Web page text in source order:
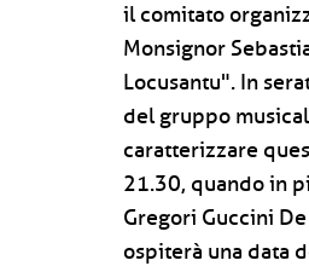
il comitato
Monsignor
Locusantu". In
del gruppo
caratterizzare
21.30, quando in
Gregori Guccini
ospiterà una data